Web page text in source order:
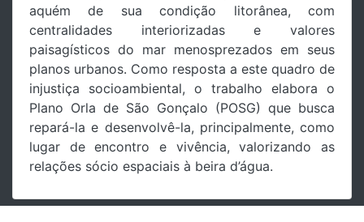
aquém de sua condição litorânea, com
centralidades interiorizadas e valores
paisagísticos do mar menosprezados em seus
planos urbanos. Como resposta a este quadro de
injustiça socioambiental, o trabalho elabora o
Plano Orla de São Gonçalo (POSG) que busca
repará-la e desenvolvê-la, principalmente, como
lugar de encontro e vivência, valorizando as
relações sócio espaciais à beira d’água.